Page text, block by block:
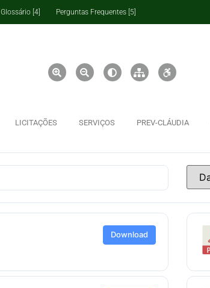
Glossário [4] Perguntas Frequentes [5]
LICITAÇÕES SERVIÇOS PREV-CLÁUDIA
Download